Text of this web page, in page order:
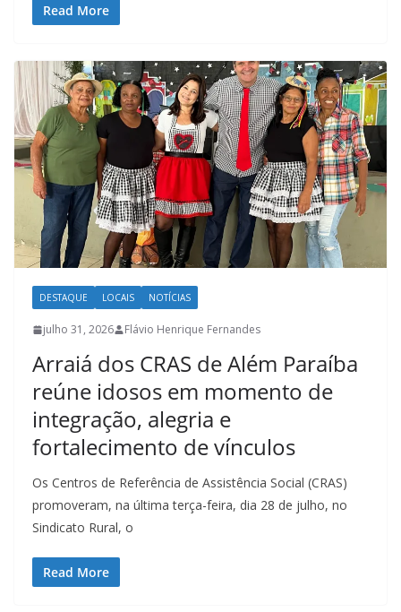
Read More
DESTAQUE LOCAIS NOTÍCIAS
julho 31, 2026 Flávio Henrique Fernandes
Arraiá dos CRAS de Além Paraíba
reúne idosos em momento de
integração, alegria e
fortalecimento de vínculos
Os Centros de Referência de Assistência Social (CRAS)
promoveram, na última terça-feira, dia 28 de julho, no
Sindicato Rural, o
Read More